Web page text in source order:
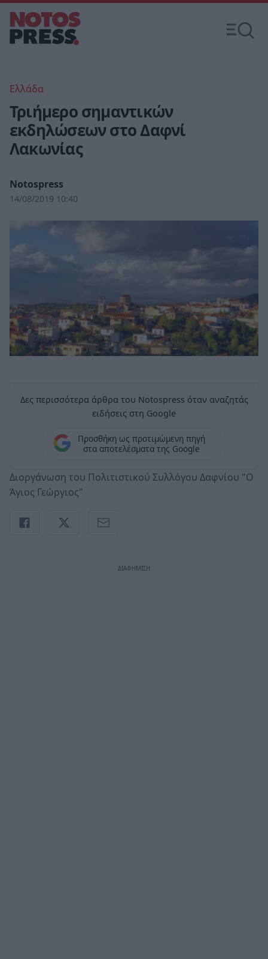
Ελλάδα
Τριήμερο σημαντικών
εκδηλώσεων στο Δαφνί
Λακωνίας
Notospress
14/08/2019 10:40
Δες περισσότερα άρθρα του Notospress όταν αναζητάς
ειδήσεις στη Google
Προσθήκη ως προτιμώμενη πηγή
στα αποτελέσματα της Google
Διοργάνωση του Πολιτιστικού Συλλόγου Δαφνίου "Ο
Άγιος Γεώργιος"